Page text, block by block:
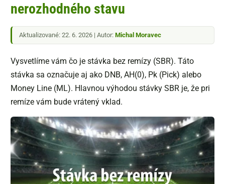
nerozhodného stavu
Aktualizované: 22. 6. 2026 | Autor: Michal Moravec
Vysvetlíme vám čo je stávka bez remízy (SBR). Táto
stávka sa označuje aj ako DNB, AH(0), Pk (Pick) alebo
Money Line (ML). Hlavnou výhodou stávky SBR je, že pri
remíze vám bude vrátený vklad.